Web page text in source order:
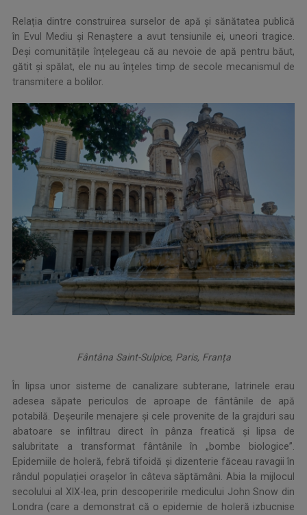
Relația dintre construirea surselor de apă și sănătatea publică
în Evul Mediu și Renaștere a avut tensiunile ei, uneori tragice.
Deși comunitățile înțelegeau că au nevoie de apă pentru băut,
gătit și spălat, ele nu au înțeles timp de secole mecanismul de
transmitere a bolilor.
Fântâna Saint-Sulpice, Paris, Franța
În lipsa unor sisteme de canalizare subterane, latrinele erau
adesea săpate periculos de aproape de fântânile de apă
potabilă. Deșeurile menajere și cele provenite de la grajduri sau
abatoare se infiltrau direct în pânza freatică și lipsa de
salubritate a transformat fântânile în „bombe biologice”.
Epidemiile de holeră, febră tifoidă și dizenterie făceau ravagii în
rândul populației orașelor în câteva săptămâni. Abia la mijlocul
secolului al XIX-lea, prin descoperirile medicului John Snow din
Londra (care a demonstrat că o epidemie de holeră izbucnise